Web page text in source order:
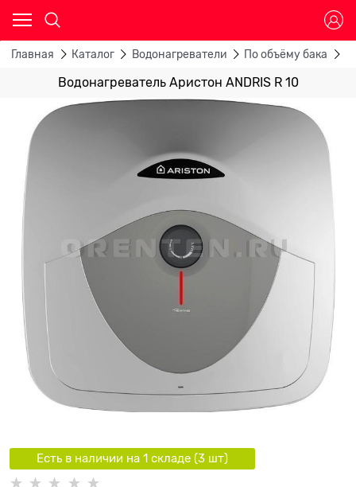
Главная Каталог Водонагреватели По объёму бака
Водонагреватель Аристон ANDRIS R 10
Есть в наличии на 1 складe (3шт)